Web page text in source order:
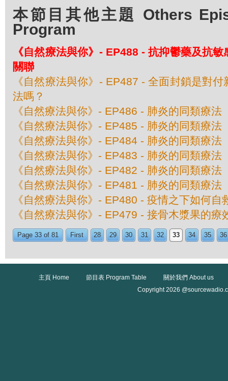
本節目其他主題 Others
Program
《自然療法與你》- EP488 - 抗抑鬱藥及抗
關聯
《自然療法與你》- EP487 - 全面封鎖是對
法嗎？
《自然療法與你》- EP486 - 肺炎的同類療法
《自然療法與你》- EP485 - 肺炎的同類療法
《自然療法與你》- EP484 - 肺炎的同類療法
《自然療法與你》- EP483 - 肺炎的同類療法
《自然療法與你》- EP482 - 肺炎的同類療法
《自然療法與你》- EP481 - 肺炎的同類療法
《自然療法與你》- EP480 - 疫情之下如何自
《自然療法與你》- EP479 - 接骨木漿果的療
Page 33 of 81 First 28 29 30 31 32 33 34 35 36
主頁 Home 節目表 Program Table
關於我們 About us
Copyright 2026